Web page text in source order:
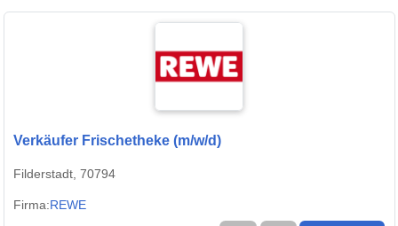
Verkäufer Frischetheke (m/w/d)
Filderstadt, 70794
Firma:REWE